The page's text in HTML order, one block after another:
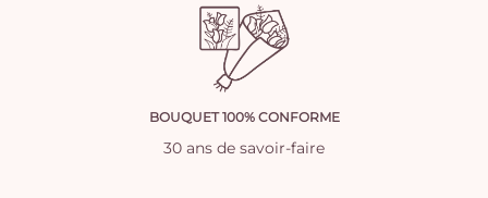
BOUQUET 100% CONFORME
30 ans de savoir-faire